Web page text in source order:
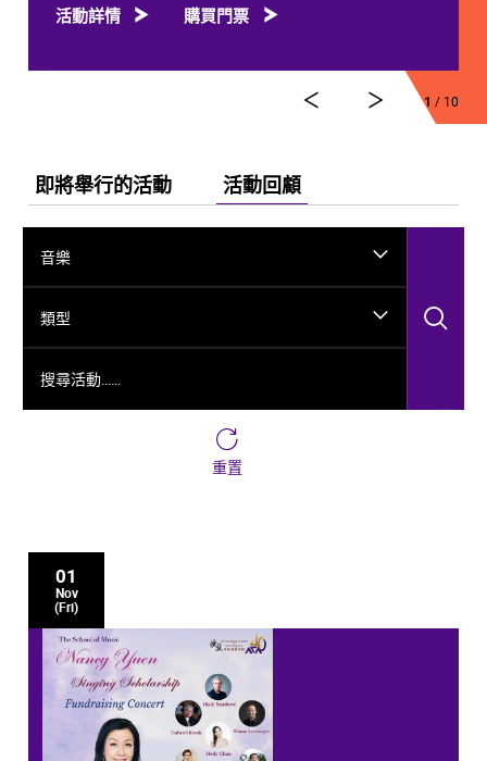
或是「蘇幕遮」盛會入面各族民眾嘅舞姿，充分體現各
《龜茲》就沿住呢段歷史足跡創作，透過鳩摩羅什東來
弘法、玄奘西行求法嘅跨時空故事，將龜茲千年嘅文化
出任總編導，文史學者韓子勇擔任編劇；創作團隊仲包
括製作人李東、作曲家郭思達、執行編導何滔同王彭、
舞台美術設計秦立運、服裝設計陽東霖、視覺總監王
涵，以及編導李宏鈞、魏威、古力加娜提·沙塔爾、付陽
雪，仲有多媒體設計胡天驥、燈光設計劉釗、造型設計
徐彬同道具設計雷鵬等一眾內地資深藝術家。今次演出
陣容，以新疆藝術劇院歌舞團同新疆師範大學年輕舞者
活動詳情 購買門票
1 / 10
即將舉行的活動 活動回顧
音樂
類型
重置
01
Nov
(Fri)